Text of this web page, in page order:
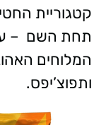
קטגוריית
המלוחים
ותפוצ’יפס.